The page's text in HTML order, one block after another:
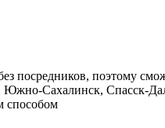
посредников, поэтому
Южно-Сахалинск, Спасск-
способом